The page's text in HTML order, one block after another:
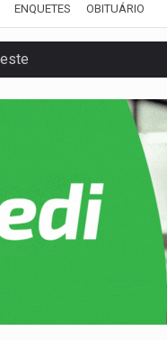
ENQUETES OBITUÁRIO
por estupro